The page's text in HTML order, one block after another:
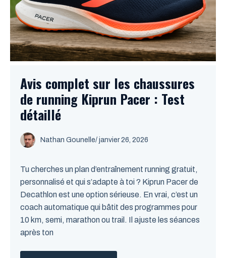
Avis complet sur les chaussures
de running Kiprun Pacer : Test
détaillé
Nathan Gounelle/ janvier 26, 2026
Tu cherches un plan d’entraînement running gratuit,
personnalisé et qui s’adapte à toi ? Kiprun Pacer de
Decathlon est une option sérieuse. En vrai, c’est un
coach automatique qui bâtit des programmes pour
10 km, semi, marathon ou trail. Il ajuste les séances
après ton